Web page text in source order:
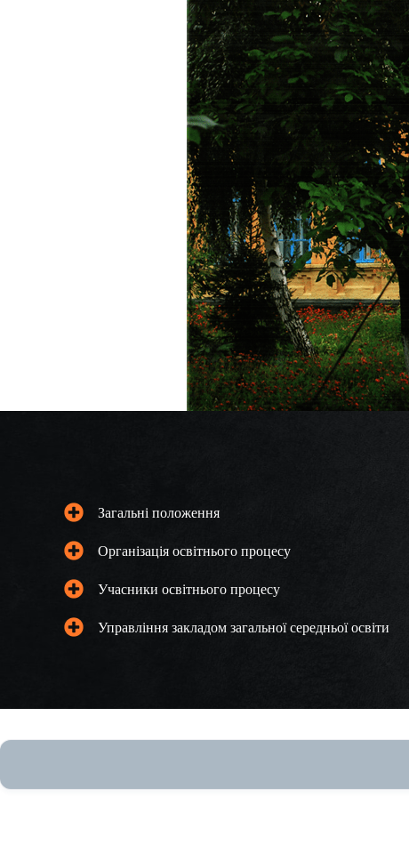
Загальні положення
Організація освітнього процесу
Учасники освітнього процесу
Управління закладом загальної середньої освіти